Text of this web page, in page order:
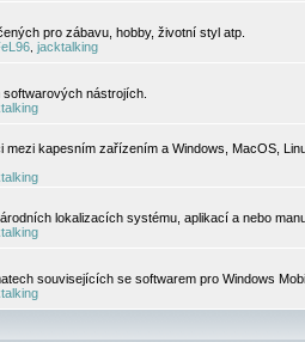
pro zábavu, hobby, životní styl atp.
jacktalking
nástrojích.
mezi kapesním zařízením a Windows, MacOS,
lokalizacích systému, aplikací a nebo
souvisejících se softwarem pro Windows